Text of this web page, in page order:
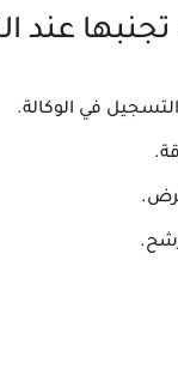
عند
في الوكالة.